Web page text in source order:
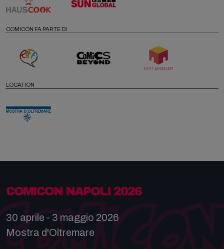
COMICON FA PARTE DI
LOCATION
COMICON NAPOLI 2026
30 aprile - 3 maggio 2026
Mostra d'Oltremare